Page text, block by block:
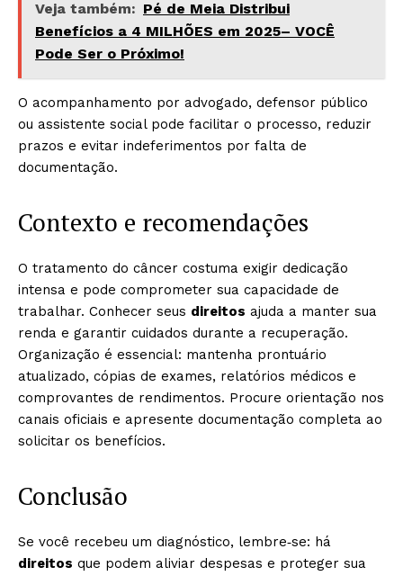
Veja também: Pé de Meia Distribui
Benefícios a 4 MILHÕES em 2025– VOCÊ
Pode Ser o Próximo!
O acompanhamento por advogado, defensor público
ou assistente social pode facilitar o processo, reduzir
prazos e evitar indeferimentos por falta de
documentação.
Contexto e recomendações
O tratamento do câncer costuma exigir dedicação
intensa e pode comprometer sua capacidade de
trabalhar. Conhecer seus direitos ajuda a manter sua
renda e garantir cuidados durante a recuperação.
Organização é essencial: mantenha prontuário
atualizado, cópias de exames, relatórios médicos e
comprovantes de rendimentos. Procure orientação nos
canais oficiais e apresente documentação completa ao
solicitar os benefícios.
Conclusão
Se você recebeu um diagnóstico, lembre‑se: há
direitos que podem aliviar despesas e proteger sua